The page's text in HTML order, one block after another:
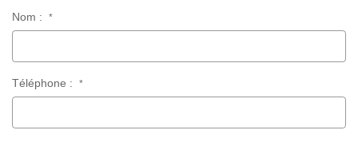
Nom : *
Téléphone : *